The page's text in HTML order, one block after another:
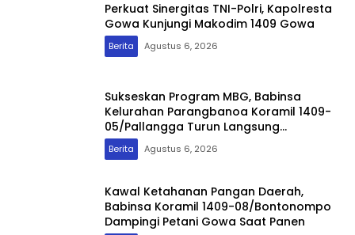
Perkuat Sinergitas TNI-Polri, Kapolresta
Gowa Kunjungi Makodim 1409 Gowa
Berita Agustus 6, 2026
Sukseskan Program MBG, Babinsa
Kelurahan Parangbanoa Koramil 1409-
05/Pallangga Turun Langsung
Pendampingan di Sekolah
Berita Agustus 6, 2026
Kawal Ketahanan Pangan Daerah,
Babinsa Koramil 1409-08/Bontonompo
Dampingi Petani Gowa Saat Panen